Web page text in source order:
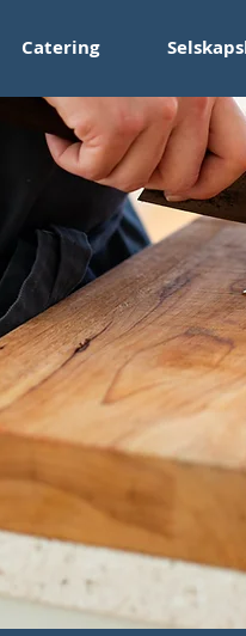
Catering